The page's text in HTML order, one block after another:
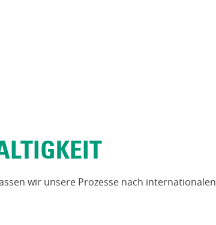
wir unsere Prozesse nach internationalen